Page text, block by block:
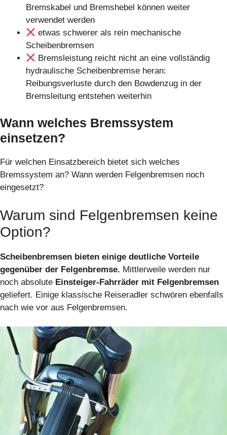
Bremskabel und Bremshebel können weiter
verwendet werden
etwas schwerer als rein mechanische
Scheibenbremsen
Bremsleistung reicht nicht an eine vollständig
hydraulische Scheibenbremse heran:
Reibungsverluste durch den Bowdenzug in der
Bremsleitung entstehen weiterhin
Wann welches Bremssystem
einsetzen?
Für welchen Einsatzbereich bietet sich welches
Bremssystem an? Wann werden Felgenbremsen noch
eingesetzt?
Warum sind Felgenbremsen keine
Option?
Scheibenbremsen bieten einige deutliche Vorteile
gegenüber der Felgenbremse. Mittlerweile werden nur
noch absolute Einsteiger-Fahrräder mit Felgenbremsen
geliefert. Einige klassische Reiseradler schwören ebenfalls
nach wie vor aus Felgenbremsen.